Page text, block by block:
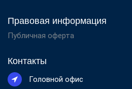
Правовая информация
Публичная оферта
Контакты
Головной офис